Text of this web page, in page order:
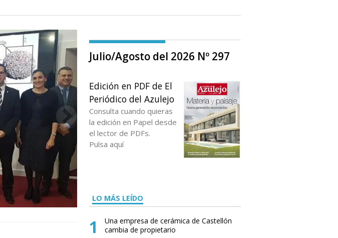
Julio/Agosto del 2026 Nº 297
Edición en PDF de El
Periódico del Azulejo
Consulta cuando quieras
la edición en Papel desde
el lector de PDFs.
Pulsa aquí
LO MÁS LEÍDO
1
Una empresa de cerámica de Castellón
cambia de propietario